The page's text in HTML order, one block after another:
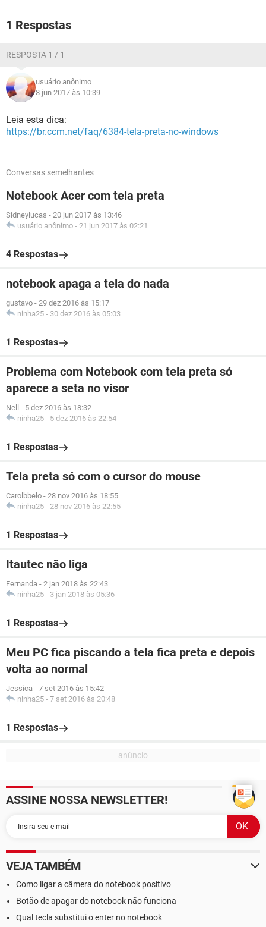
1 Respostas
RESPOSTA 1 / 1
usuário anônimo
8 jun 2017 às 10:39
Leia esta dica:
https://br.ccm.net/faq/6384-tela-preta-no-windows
Conversas semelhantes
Notebook Acer com tela preta
Sidneylucas - 20 jun 2017 às 13:46
usuário anônimo - 21 jun 2017 às 02:21
4 Respostas
notebook apaga a tela do nada
gustavo - 29 dez 2016 às 15:17
ninha25 - 30 dez 2016 às 05:03
1 Respostas
Problema com Notebook com tela preta só
aparece a seta no visor
Nell - 5 dez 2016 às 18:32
ninha25 - 5 dez 2016 às 22:54
1 Respostas
Tela preta só com o cursor do mouse
Carolbbelo - 28 nov 2016 às 18:55
ninha25 - 28 nov 2016 às 22:55
1 Respostas
Itautec não liga
Fernanda - 2 jan 2018 às 22:43
ninha25 - 3 jan 2018 às 05:36
1 Respostas
Meu PC fica piscando a tela fica preta e depois
volta ao normal
Jessica - 7 set 2016 às 15:42
ninha25 - 7 set 2016 às 20:48
1 Respostas
ASSINE NOSSA NEWSLETTER!
VEJA TAMBÉM
Como ligar a câmera do notebook positivo
Botão de apagar do notebook não funciona
Qual tecla substitui o enter no notebook